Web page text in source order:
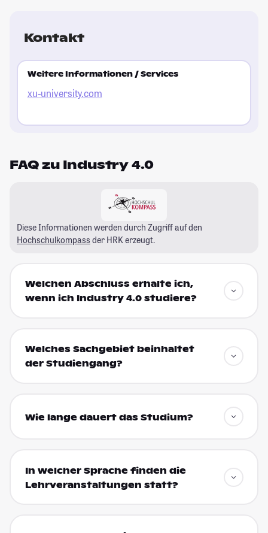
Kontakt
Weitere Informationen / Services
xu-university.com
FAQ zu Industry 4.0
Diese Informationen werden durch Zugriff auf den
Hochschulkompass der HRK erzeugt.
Welchen Abschluss erhalte ich,
wenn ich Industry 4.0 studiere?
Welches Sachgebiet beinhaltet
der Studiengang?
Wie lange dauert das Studium?
In welcher Sprache finden die
Lehrveranstaltungen statt?